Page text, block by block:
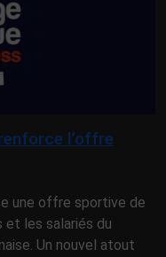
l’offre
une offre sportive de
et les salariés du
Un nouvel atout